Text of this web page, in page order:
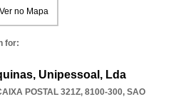
Ver no Mapa
for:
Unipessoal, Lda
POSTAL 321Z, 8100-300, SAO